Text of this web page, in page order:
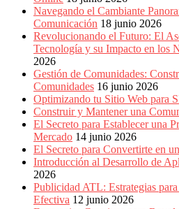
Navegando el Cambiante
Comunicación 18 junio 2026
Revolucionando el Futuro: El
Tecnología y su Impacto en los
2026
Gestión de Comunidades:
Comunidades 16 junio 2026
Optimizando tu Sitio Web para
Construir y Mantener una
El Secreto para Establecer una
Mercado 14 junio 2026
El Secreto para Convertirte en
Introducción al Desarrollo de
2026
Publicidad ATL: Estrategias
Efectiva 12 junio 2026